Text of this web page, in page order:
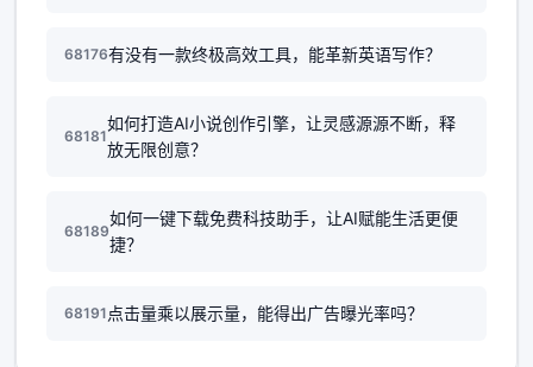
68176有没有一款终极高效工具，能革新英语写作？
68181
如何打造AI小说创作引擎，让灵感源源不断，释
放无限创意？
68189
如何一键下载免费科技助手，让AI赋能生活更便
捷？
68191 点击量乘以展示量，能得出广告曝光率吗？